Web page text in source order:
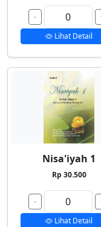
-
Lihat Detail
Nisa'iyah 1
Rp 30.500
-
Lihat Detail